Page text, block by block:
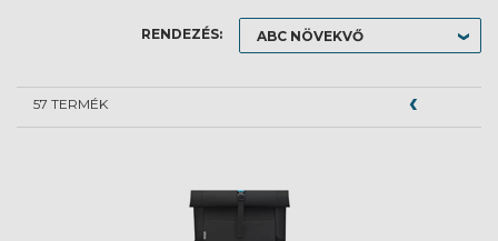
RENDEZÉS:
57 TERMÉK